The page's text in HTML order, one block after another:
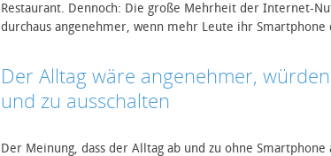
Restaurant. Dennoch: Die große Mehrheit der Internet-
durchaus angenehmer, wenn mehr Leute ihr
Der Alltag wäre angenehmer,
und zu ausschalten
Der Meinung, dass der Alltag ab und zu ohne